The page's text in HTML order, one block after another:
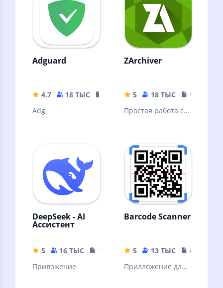
Adguard
4.7 18 ТЫС
35.63 MB
Adg
ZArchiver
5 18 ТЫС
10.32 MB
Простая работа с
DeepSeek - AI
Ассистент
5 16 ТЫС
16.44 MB
Приложение
Barcode Scanner
5 13 ТЫС
4.04 MB
Прилложение для